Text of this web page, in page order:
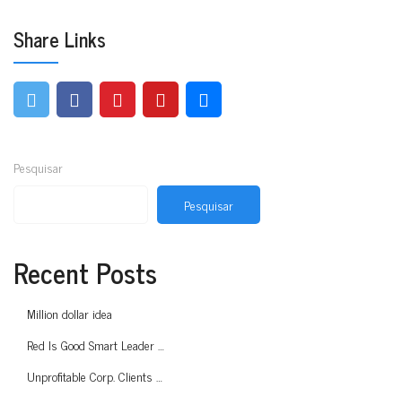
Share Links
Pesquisar
Pesquisar
Recent Posts
Million dollar idea
Red Is Good Smart Leader …
Unprofitable Corp. Clients …